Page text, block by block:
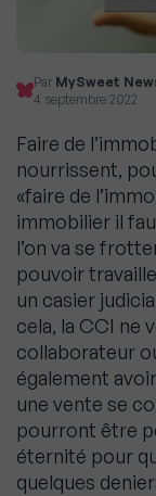
Par MySweet
4 septembre 2022
Faire de
nourrissent,
«faire de
immobilier il
l’on va se
pouvoir
un casier
cela, la CCI ne
collaborateur
également
une vente se
pourront être
éternité pour
quelques